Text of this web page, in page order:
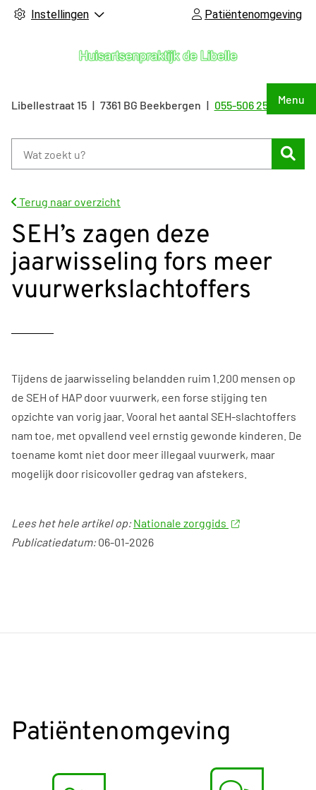
Instellingen Patiëntenomgeving
Menu
Libellestraat15 7361 BG Beekbergen Tel:
055-506 25 55
Terug naar overzicht
SEH’s zagen deze
jaarwisseling fors meer
vuurwerkslachtoffers
Tijdens de jaarwisseling belandden ruim 1.200 mensen op
de SEH of HAP door vuurwerk, een forse stijging ten
opzichte van vorig jaar. Vooral het aantal SEH-slachtoffers
nam toe, met opvallend veel ernstig gewonde kinderen. De
toename komt niet door meer illegaal vuurwerk, maar
mogelijk door risicovoller gedrag van afstekers.
Lees het hele artikel op: Nationale zorggids
Publicatiedatum:06-01-2026
Patiëntenomgeving